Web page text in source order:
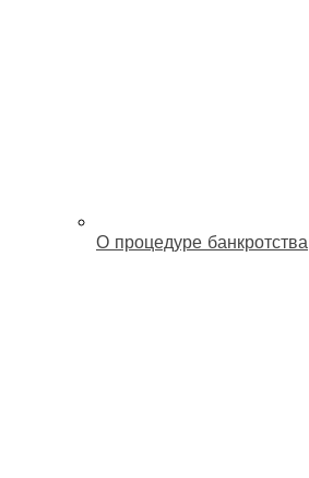
О процедуре банкротства